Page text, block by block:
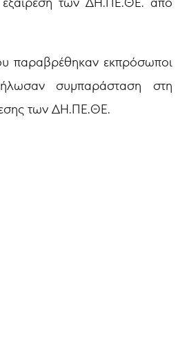
παραβρέθηκαν εκπρόσωποι
συμπαράσταση στη
των ΔΗ.ΠΕ.ΘΕ.